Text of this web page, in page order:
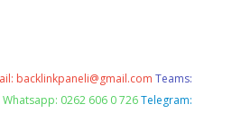
backlinkpaneli@gmail.com Teams:
Whatsapp: 0262 606 0 726 Telegram: